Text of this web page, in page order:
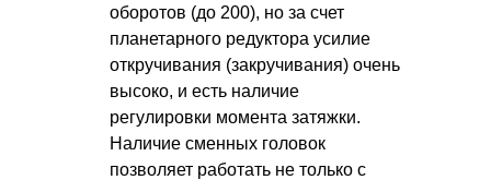
оборотов (до 200), но за счет
планетарного редуктора усилие
откручивания (закручивания) очень
высоко, и есть наличие
регулировки момента затяжки.
Наличие сменных головок
позволяет работать не только с